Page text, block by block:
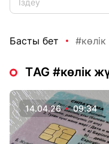
Басты бет #көлік
ТAG #көлік
14.04.26 09:34